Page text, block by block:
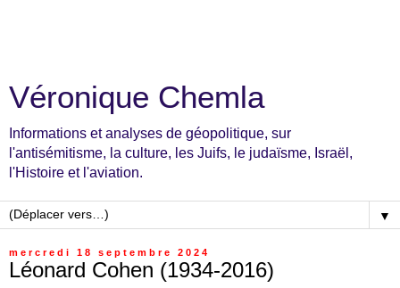
Véronique Chemla
Informations et analyses de géopolitique, sur
l'antisémitisme, la culture, les Juifs, le judaïsme, Israël,
l'Histoire et l'aviation.
▼
mercredi 18 septembre 2024
Léonard Cohen (1934-2016)